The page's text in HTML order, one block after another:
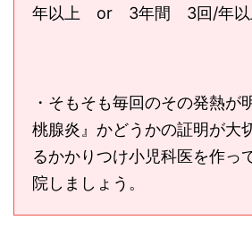
年以上 or 3年間 3回/年以
・そもそも毎回のその発熱が
桃腺炎』かどうかの証明が大
るかかりつけ小児科医を作っ
院しましょう。